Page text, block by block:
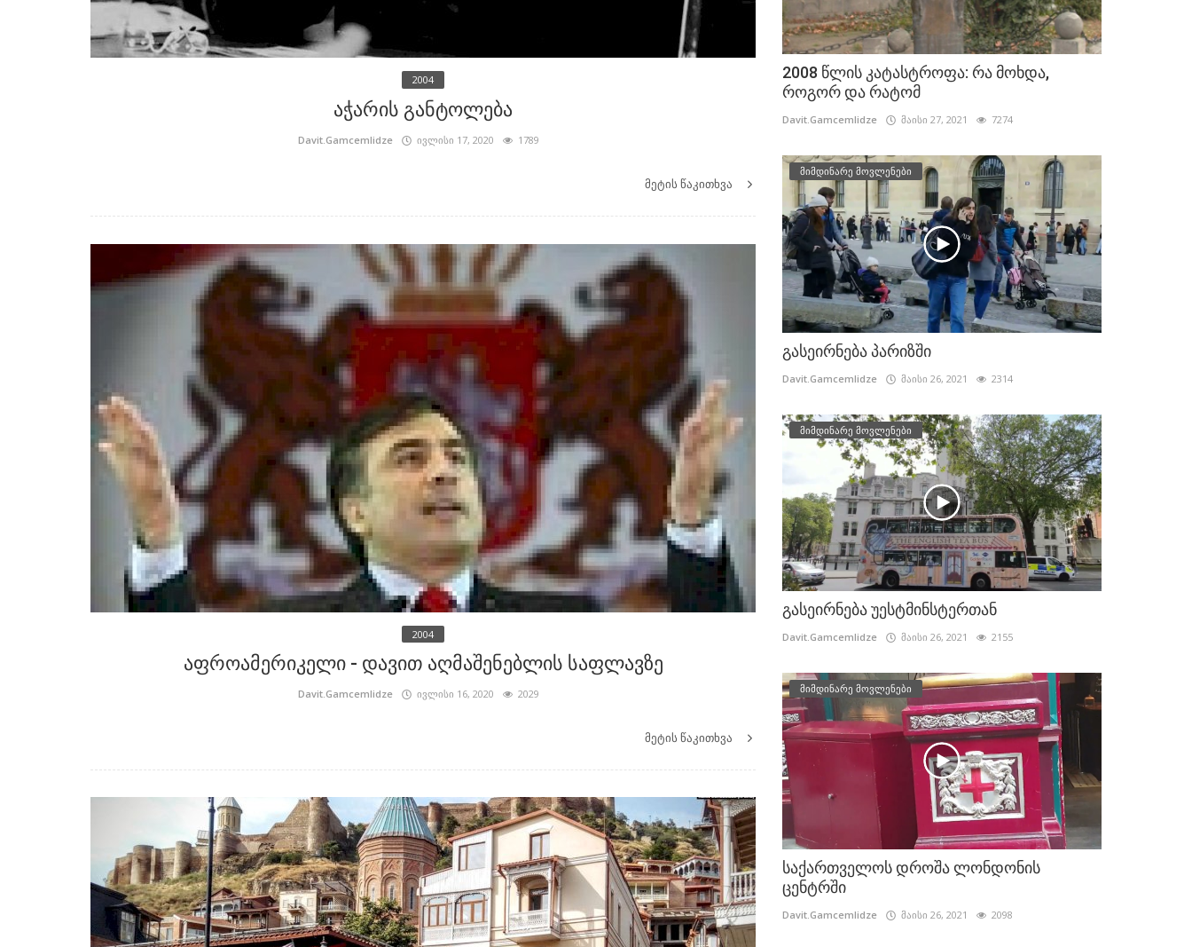
2004
აჭარის განტოლება
Davit.Gamcemlidze ივლისი 17, 2020 1789
მეტის წაკითხვა
2004
აფროამერიკელი - დავით აღმაშენებლის საფლავზე
Davit.Gamcemlidze ივლისი 16, 2020 2029
მეტის წაკითხვა
2008 წლის კატასტროფა: რა მოხდა,
როგორ და რატომ
Davit.Gamcemlidze მაისი 27, 2021 7274
მიმდინარე მოვლენები
გასეირნება პარიზში
Davit.Gamcemlidze მაისი 26, 2021 2314
მიმდინარე მოვლენები
გასეირნება უესტმინსტერთან
Davit.Gamcemlidze მაისი 26, 2021 2155
მიმდინარე მოვლენები
საქართველოს დროშა ლონდონის
ცენტრში
Davit.Gamcemlidze მაისი 26, 2021 2098